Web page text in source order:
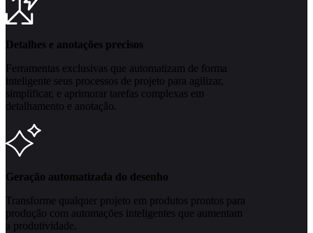
Detalhes e anotações precisos
Ferramentas exclusivas que automatizam de forma
inteligente seus processos de projeto para agilizar,
simplificar, e aprimorar tarefas complexas em
detalhamento e anotação.
Geração automatizada do desenho
Transforme qualquer projeto em produtos prontos para
produção com automações inteligentes que aumentam
a produtividade.